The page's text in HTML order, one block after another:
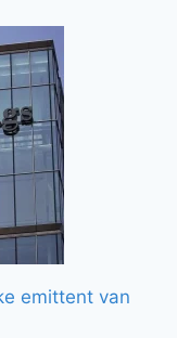
emittent van